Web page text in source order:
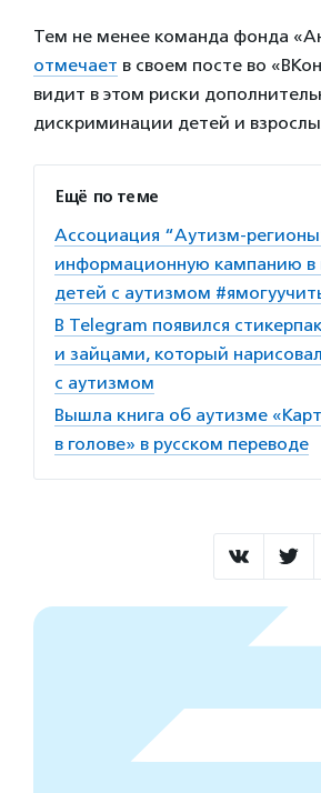
Тем не менее команда фонда
отмечает в своем посте во
видит в этом риски
дискриминации детей и
Ещё по теме
Ассоциация “Аутизм-
информационную кампанию в
детей с аутизмом
В Telegram появился
и зайцами, который
с аутизмом
Вышла книга об аутизме
в голове» в русском переводе